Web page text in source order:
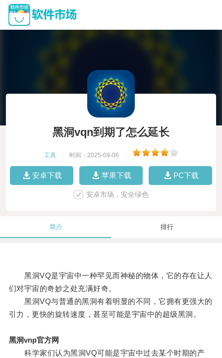
黑洞vqn到期了怎么延长
工具 时间：2025-09-06
安卓下载 苹果下载 PC下载
安卓市场，安全绿色
简介 排行
黑洞VQ是宇宙中一种罕见而神秘的物体，它的存在让人
们对宇宙的奇妙之处充满好奇。
黑洞VQ与普通的黑洞有着明显的不同，它拥有更强大的
引力，更快的旋转速度，甚至可能是宇宙中的超级黑洞。
黑洞vnp官方网
科学家们认为黑洞VQ可能是宇宙中过去某个时期的产